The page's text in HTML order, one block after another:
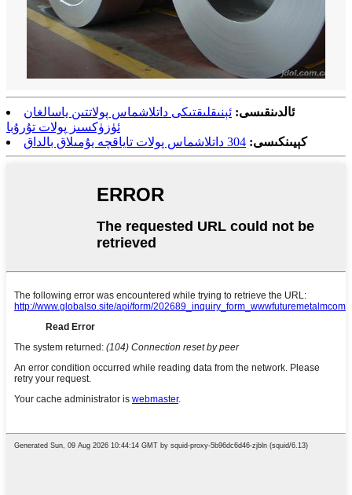
ئالدىنقىسى: ئېنىقلىقتىكى داتلاشماس پولاتتىن ياسالغان
ئۈزۈكسىز پولات تۇرۇبا
كېيىنكىسى: 304 داتلاشماس پولات تاياقچە يۇمىلاق بالداق